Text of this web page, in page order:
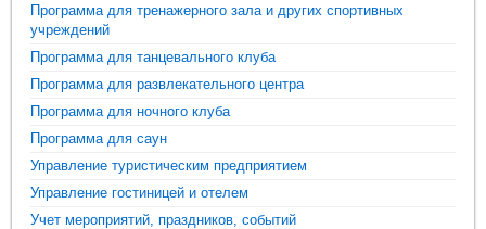
Программа для тренажерного зала и других спортивных
учреждений
Программа для танцевального клуба
Программа для развлекательного центра
Программа для ночного клуба
Программа для саун
Управление туристическим предприятием
Управление гостиницей и отелем
Учет мероприятий, праздников, событий